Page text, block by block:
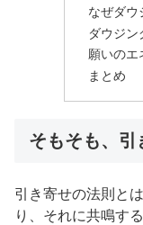
なぜダウ
ダウジ
願いのエ
まとめ
そもそも、引
引き寄せの法則と
り、それに共鳴す